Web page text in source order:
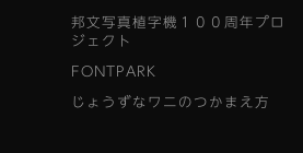
邦文写真植字機１００周年プロ
ジェクト
FONTPARK
じょうずなワニのつかまえ方